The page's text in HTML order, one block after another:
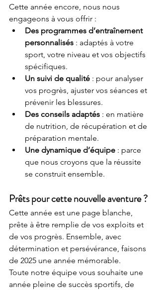
Cette année encore, nous nous
engageons à vous offrir :
Des programmes d’entraînement
personnalisés : adaptés à votre
sport, votre niveau et vos objectifs
spécifiques.
Un suivi de qualité : pour analyser
vos progrès, ajuster vos séances et
prévenir les blessures.
Des conseils adaptés : en matière
de nutrition, de récupération et de
préparation mentale.
Une dynamique d’équipe : parce
que nous croyons que la réussite
se construit ensemble.
Prêts pour cette nouvelle aventure ?
Cette année est une page blanche,
prête à être remplie de vos exploits et
de vos progrès. Ensemble, avec
détermination et persévérance, faisons
de 2025 une année mémorable.
Toute notre équipe vous souhaite une
année pleine de succès sportifs, de